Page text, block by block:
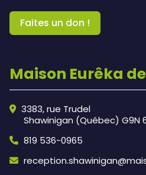
Faites un don !
Maison Eurêka
3383, rue Trudel
Shawinigan (Québec) G9N
819 536-0965